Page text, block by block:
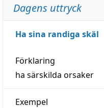
Dagens uttryck
Ha sina randiga skäl
Förklaring
ha särskilda orsaker
Exempel